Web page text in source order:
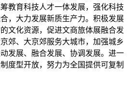
教育科技人才一体发展，强化科技
，大力发展新质生产力。积极发展
文化资源，促进文商旅体展融合发
郊、大京郊服务大城市，加强城乡
发展、融合发展、协调发展。进一
度型开放，努力为全国提供可复制